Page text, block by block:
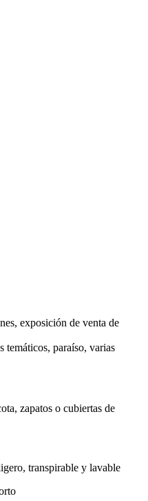
exposición de venta de
temáticos, paraíso, varias
zapatos o cubiertas de
transpirable y lavable